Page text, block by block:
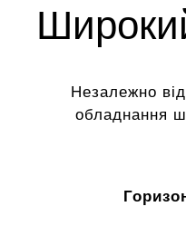
Незалежно
обладнання